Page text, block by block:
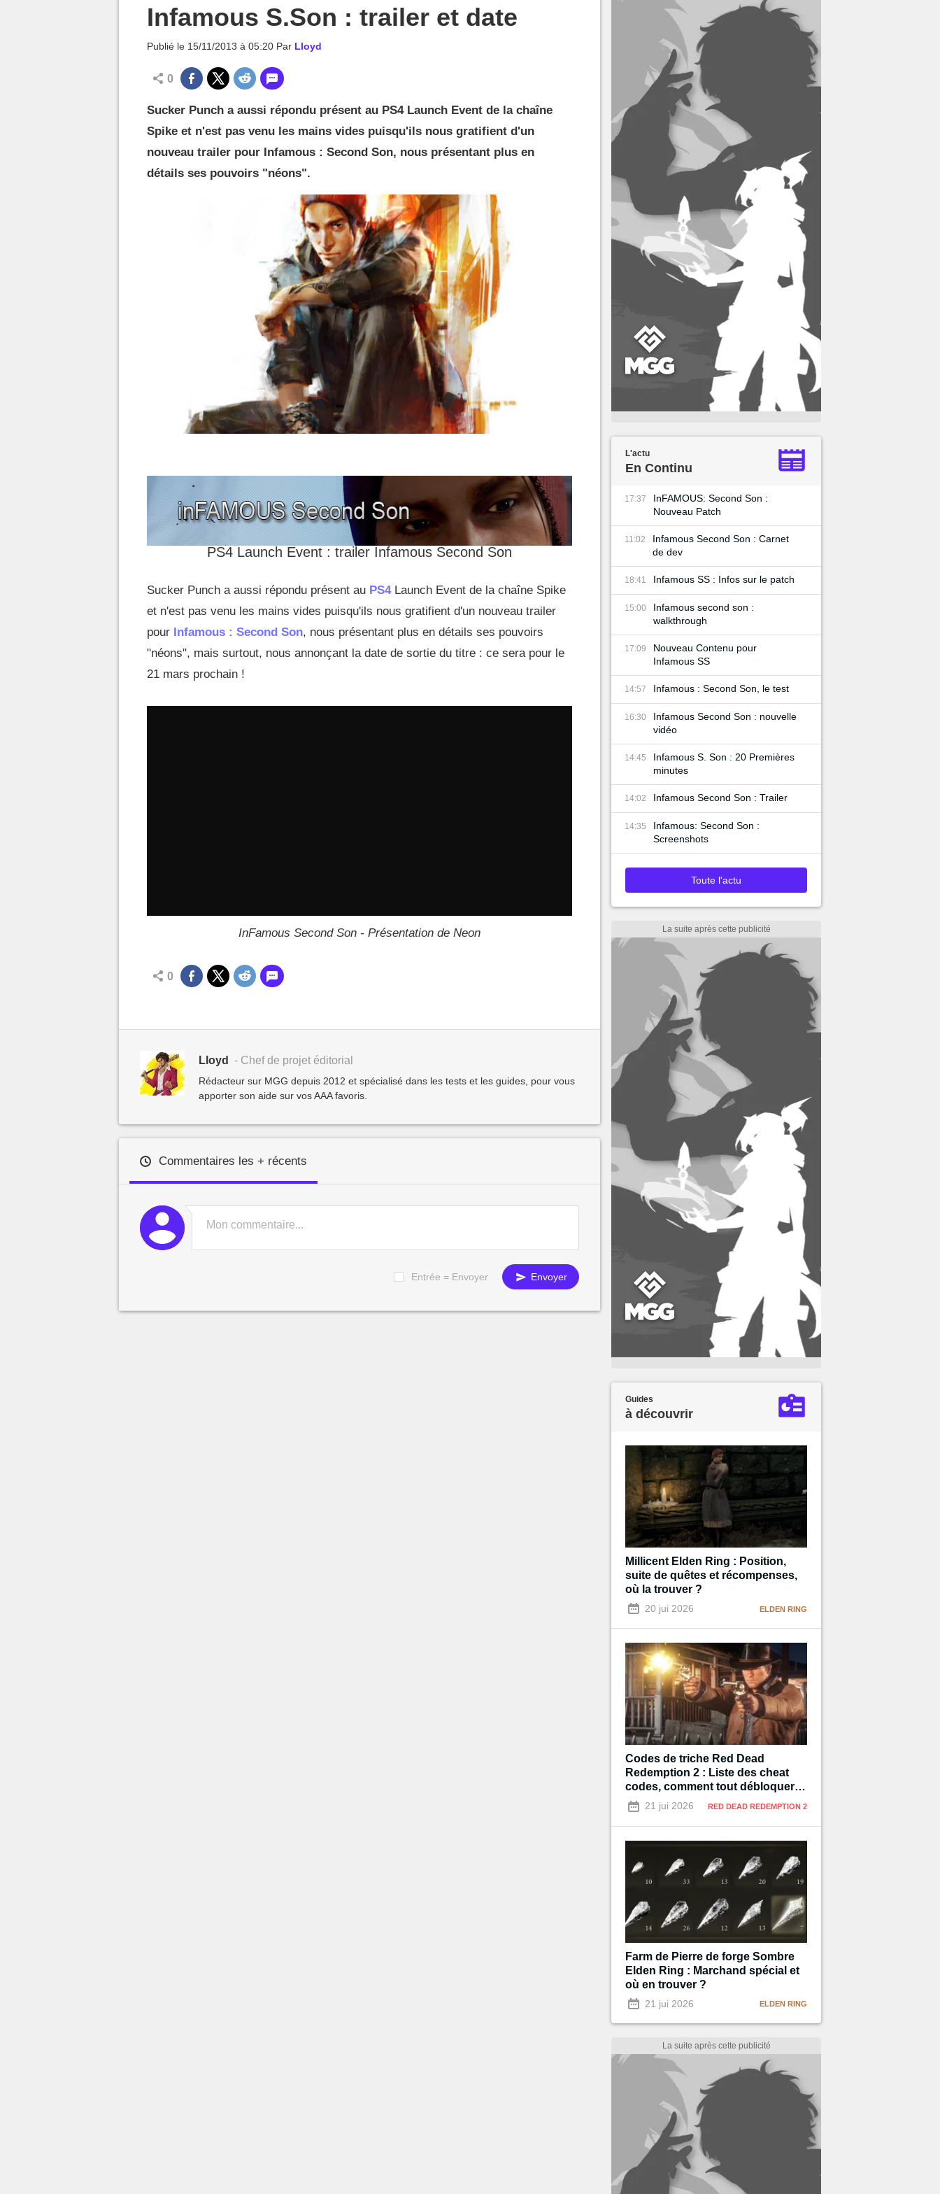
Infamous S.Son : trailer et date
Publié le 15/11/2013 à 05:20 Par Lloyd
0
Sucker Punch a aussi répondu présent au PS4 Launch Event de la chaîne
Spike et n'est pas venu les mains vides puisqu'ils nous gratifient d'un
nouveau trailer pour Infamous : Second Son, nous présentant plus en
détails ses pouvoirs "néons".
PS4 Launch Event : trailer Infamous Second Son
Sucker Punch a aussi répondu présent au PS4Launch Event de la chaîne Spike
et n'est pas venu les mains vides puisqu'ils nous gratifient d'un nouveau trailer
pour Infamous : Second Son, nous présentant plus en détails ses pouvoirs
"néons", mais surtout, nous annonçant la date de sortie du titre : ce sera pour le
21 mars prochain !
InFamous Second Son - Présentation de Neon
0
Lloyd - Chef de projet éditorial
Rédacteur sur MGG depuis 2012 et spécialisé dans les tests et les guides, pour vous
apporter son aide sur vos AAA favoris.
Commentaires les + récents
Entrée = Envoyer Envoyer
L'actu
En Continu
17:37
InFAMOUS: Second Son :
Nouveau Patch
11:02
Infamous Second Son : Carnet
de dev
18:41 Infamous SS : Infos sur le patch
15:00
Infamous second son :
walkthrough
17:09
Nouveau Contenu pour
Infamous SS
14:57 Infamous : Second Son, le test
16:30
Infamous Second Son : nouvelle
vidéo
14:45
Infamous S. Son : 20 Premières
minutes
14:02 Infamous Second Son : Trailer
14:35
Infamous: Second Son :
Screenshots
Toute l'actu
Guides
à découvrir
Millicent Elden Ring : Position,
suite de quêtes et récompenses,
où la trouver ?
20 jui 2026 ELDEN RING
Codes de triche Red Dead
Redemption 2 : Liste des cheat
codes, comment tout débloquer à
100% ?21 jui 2026 RED DEAD REDEMPTION 2
Farm de Pierre de forge Sombre
Elden Ring : Marchand spécial et
où en trouver ?
21 jui 2026 ELDEN RING